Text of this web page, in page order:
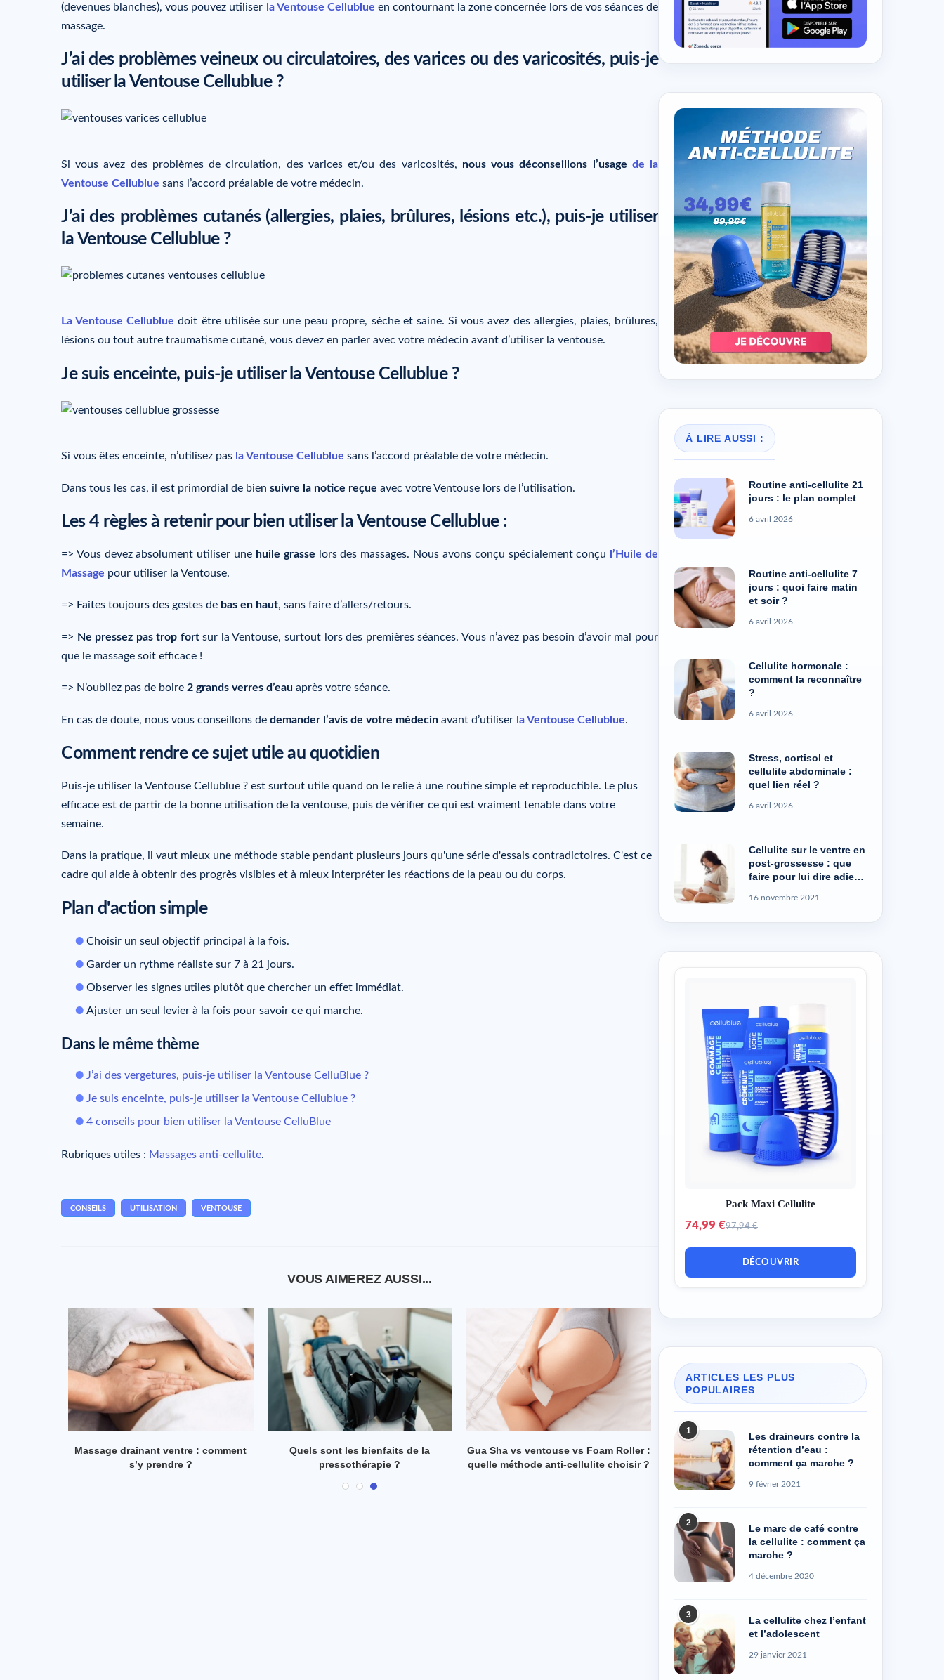
(devenues blanches), vous pouvez utiliser la Ventouse Cellublue en contournant la zone concernée lors de vos séances de
massage.
J’ai des problèmes veineux ou circulatoires, des varices ou des varicosités, puis-je
utiliser la Ventouse Cellublue ?
Si vous avez des problèmes de circulation, des varices et/ou des varicosités, nous vous déconseillons l’usage de la
Ventouse Cellublue sans l’accord préalable de votre médecin.
J’ai des problèmes cutanés (allergies, plaies, brûlures, lésions etc.), puis-je utiliser
la Ventouse Cellublue ?
La Ventouse Cellublue doit être utilisée sur une peau propre, sèche et saine. Si vous avez des allergies, plaies, brûlures,
lésions ou tout autre traumatisme cutané, vous devez en parler avec votre médecin avant d’utiliser la ventouse.
Je suis enceinte, puis-je utiliser la Ventouse Cellublue ?
Si vous êtes enceinte, n’utilisez pas la Ventouse Cellublue sans l’accord préalable de votre médecin.
Dans tous les cas, il est primordial de bien suivre la notice reçue avec votre Ventouse lors de l’utilisation.
Les 4 règles à retenir pour bien utiliser la Ventouse Cellublue :
=> Vous devez absolument utiliser une huile grasse lors des massages. Nous avons conçu spécialement conçu
l’Huile de
Massage pour utiliser la Ventouse.
=> Faites toujours des gestes de bas en haut, sans faire d’allers/retours.
=> Ne pressez pas trop fortsur la Ventouse, surtout lors des premières séances. Vous n’avez pas besoin d’avoir mal pour
que le massage soit efficace !
=> N’oubliez pas de boire 2 grands verres d’eau après votre séance.
En cas de doute, nous vous conseillons de demander l’avis de votre médecin avant d’utiliser la Ventouse Cellublue.
Comment rendre ce sujet utile au quotidien
Puis-je utiliser la Ventouse Cellublue ? est surtout utile quand on le relie à une routine simple et reproductible. Le plus
efficace est de partir de la bonne utilisation de la ventouse, puis de vérifier ce qui est vraiment tenable dans votre
semaine.
Dans la pratique, il vaut mieux une méthode stable pendant plusieurs jours qu'une série d'essais contradictoires. C'est ce
cadre qui aide à obtenir des progrès visibles et à mieux interpréter les réactions de la peau ou du corps.
Plan d'action simple
Choisir un seul objectif principal à la fois.
Garder un rythme réaliste sur 7 à 21 jours.
Observer les signes utiles plutôt que chercher un effet immédiat.
Ajuster un seul levier à la fois pour savoir ce qui marche.
Dans le même thème
J’ai des vergetures, puis-je utiliser la Ventouse CelluBlue ?
Je suis enceinte, puis-je utiliser la Ventouse Cellublue ?
4 conseils pour bien utiliser la Ventouse CelluBlue
Rubriques utiles : Massages anti-cellulite.
CONSEILS UTILISATION VENTOUSE
VOUS AIMEREZ AUSSI...
Quels sont les bienfaits de la
pressothérapie ?
Gua Sha vs ventouse vs Foam Roller :
quelle méthode anti-cellulite choisir ?
Ventouse vs palper-rouler : quelle
méthode choisir ?
Drainage lymphatique vs
pressothérapie : quelle méthode
choisir ?
À LIRE AUSSI :
Routine anti-cellulite 21
jours : le plan complet
6 avril 2026
Routine anti-cellulite 7
jours : quoi faire matin
et soir ?
6 avril 2026
Cellulite hormonale :
comment la reconnaître
?
6 avril 2026
Stress, cortisol et
cellulite abdominale :
quel lien réel ?
6 avril 2026
Cellulite sur le ventre en
post-grossesse : que
faire pour lui dire adieu
16 novembre 2021
Pack Maxi Cellulite
74,99 €97,94 €
DÉCOUVRIR
ARTICLES LES PLUS
POPULAIRES
1
Les draineurs contre la
rétention d’eau :
comment ça marche ?
9 février 2021
2
Le marc de café contre
la cellulite : comment ça
marche ?
4 décembre 2020
3
La cellulite chez l’enfant
et l’adolescent
29 janvier 2021